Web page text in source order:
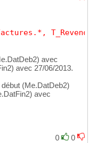
avec
avec 27/06/2013.
(Me.DatDeb2)
avec
0
0